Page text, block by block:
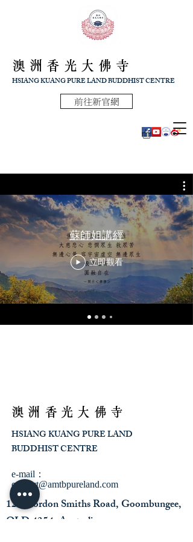
澳洲香光大佛寺
HSIANG KUANG PURE LAND BUDDHIST CENTRE
前往新官網
蘇師姐講經
立即觀看
澳洲香光大佛寺
HSIANG KUANG PURE LAND
BUDDHIST CENTRE
e-mail：
contact@amtbpureland.com
120 Gordon Smiths Road, Goombungee,
QLD 4354, Australia